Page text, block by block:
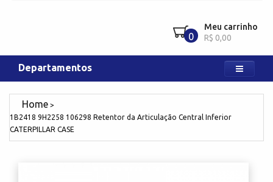
0
Meu carrinho
R$ 0,00
Departamentos
1B2418 9H2258 106298 Retentor da Articulação Central Inferior
CATERPILLAR CASE